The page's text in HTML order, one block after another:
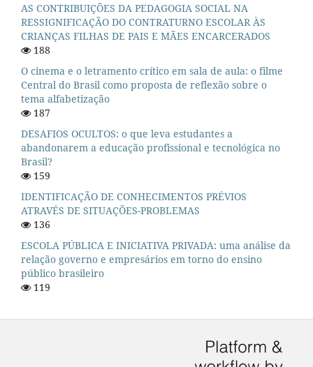
AS CONTRIBUIÇÕES DA PEDAGOGIA SOCIAL NA
RESSIGNIFICAÇÃO DO CONTRATURNO ESCOLAR ÀS
CRIANÇAS FILHAS DE PAIS E MÃES ENCARCERADOS
188
O cinema e o letramento crítico em sala de aula: o filme
Central do Brasil como proposta de reflexão sobre o
tema alfabetização
187
DESAFIOS OCULTOS: o que leva estudantes a
abandonarem a educação profissional e tecnológica no
Brasil?
159
IDENTIFICAÇÃO DE CONHECIMENTOS PRÉVIOS
ATRAVÉS DE SITUAÇÕES-PROBLEMAS
136
ESCOLA PÚBLICA E INICIATIVA PRIVADA: uma análise da
relação governo e empresários em torno do ensino
público brasileiro
119